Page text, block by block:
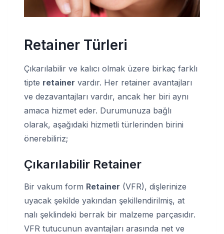
Retainer Türleri
Çıkarılabilir ve kalıcı olmak üzere birkaç farklı
tipte retainer vardır. Her retainer avantajları
ve dezavantajları vardır, ancak her biri aynı
amaca hizmet eder. Durumunuza bağlı
olarak, aşağıdaki hizmetli türlerinden birini
önerebiliriz;
Çıkarılabilir Retainer
Bir vakum form Retainer (VFR), dişlerinize
uyacak şekilde yakından şekillendirilmiş, at
nalı şeklindeki berrak bir malzeme parçasıdır.
VFR tutucunun avantajları arasında net ve